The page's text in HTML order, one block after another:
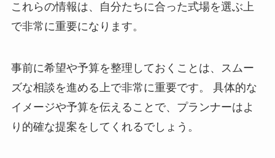
これらの情報は、自分たちに合った式場を選ぶ上
で非常に重要になります。
事前に希望や予算を整理しておくことは、スムー
ズな相談を進める上で非常に重要です。 具体的な
イメージや予算を伝えることで、プランナーはよ
り的確な提案をしてくれるでしょう。